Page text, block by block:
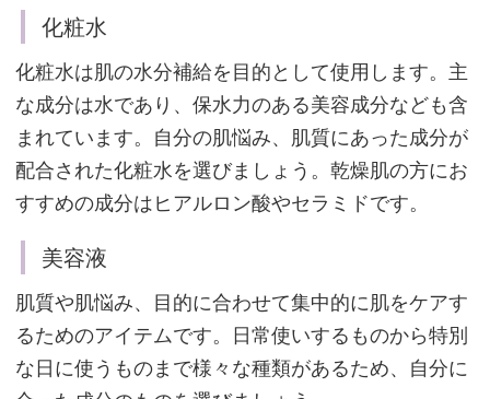
容
パ
ッ
ク
【番
編】
正
し
い
化粧水
化粧水は肌の水分補給を目的として使用します。主
な成分は水であり、保水力のある美容成分なども含
まれています。自分の肌悩み、肌質にあった成分が
配合された化粧水を選びましょう。乾燥肌の方にお
すすめの成分はヒアルロン酸やセラミドです。
美容液
肌質や肌悩み、目的に合わせて集中的に肌をケアす
るためのアイテムです。日常使いするものから特別
な日に使うものまで様々な種類があるため、自分に